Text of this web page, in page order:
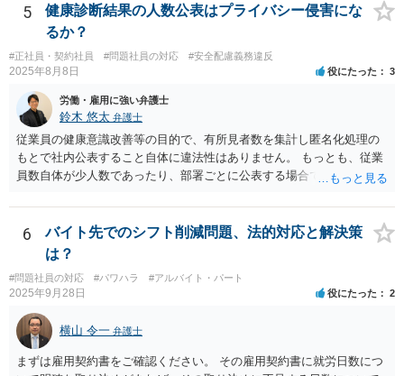
的に記録してください。注意・指導を繰り返しても改善されないとい
うプロセスを積み上げ、段階的に懲戒や退職勧奨を検討するのが安全
な進め方です。
5
健康診断結果の人数公表はプライバシー侵害にな
るか？
#正社員・契約社員 #問題社員の対応 #安全配慮義務違反
2025年8月8日 役にたった 3
労働・雇用に強い弁護士
鈴木 悠太 弁護士
従業員の健康意識改善等の目的で、有所見者数を集計し匿名化処理の
もとで社内公表すること自体に違法性はありません。 もっとも、従業
員数自体が少人数であったり、部署ごとに公表する場合で特定の部署
あり、その場合は違法性を帯びることになります。 少人数部署がある
場合はより大きなグループ（企業全体）単位での公表にする、結果数
をぼかして「約●％」とする等の工夫が、より特定回避に資するかもし
れません。
6
バイト先でのシフト削減問題、法的対応と解決策
は？
#問題社員の対応 #パワハラ #アルバイト・パート
2025年9月28日 役にたった 2
横山 令一 弁護士
まずは雇用契約書をご確認ください。 その雇用契約書に就労日数につ